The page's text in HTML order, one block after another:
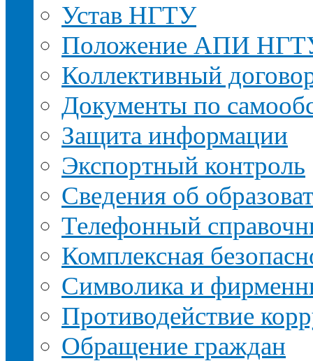
Устав НГТУ
Положение АПИ
Коллективный
Документы по
Защита информации
Экспортный контроль
Сведения об
Телефонный
Комплексная
Символика и
Противодействие
Обращение граждан